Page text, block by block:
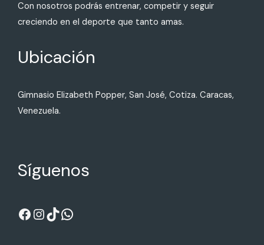
Con nosotros podrás entrenar, competir y seguir
creciendo en el deporte que tanto amas.
Ubicación
Gimnasio Elizabeth Popper, San José, Cotiza. Caracas,
Venezuela.
Síguenos